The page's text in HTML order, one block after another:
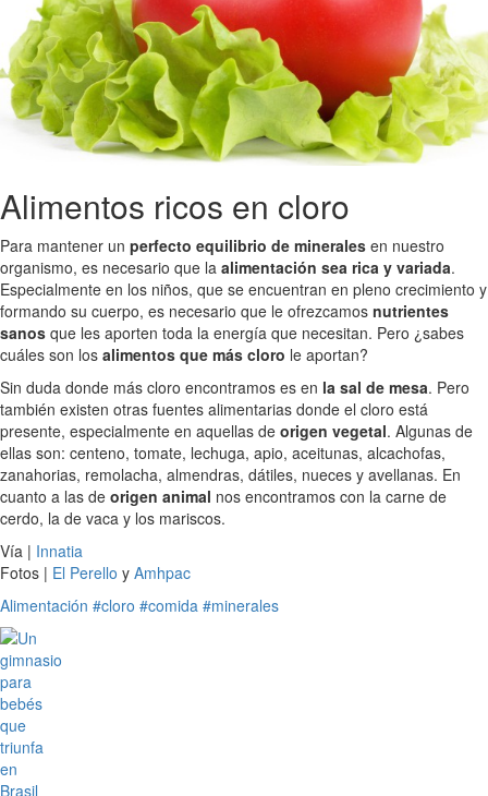
Alimentos ricos en cloro
Para mantener un perfecto equilibrio de minerales en nuestro
organismo, es necesario que la alimentación sea rica y variada.
Especialmente en los niños, que se encuentran en pleno crecimiento y
formando su cuerpo, es necesario que le ofrezcamos nutrientes
sanos que les aporten toda la energía que necesitan. Pero ¿sabes
cuáles son los alimentos que más cloro le aportan?
Sin duda donde más cloro encontramos es en la sal de mesa. Pero
también existen otras fuentes alimentarias donde el cloro está
presente, especialmente en aquellas de origen vegetal. Algunas de
ellas son: centeno, tomate, lechuga, apio, aceitunas, alcachofas,
zanahorias, remolacha, almendras, dátiles, nueces y avellanas. En
cuanto a las de origen animal nos encontramos con la carne de
cerdo, la de vaca y los mariscos.
Vía | Innatia
Fotos | El Perello y Amhpac
Alimentación #cloro #comida #minerales